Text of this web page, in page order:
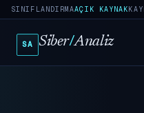
SINIFLANDIRMAAÇIK KAYNAK
SA Siber/Analiz